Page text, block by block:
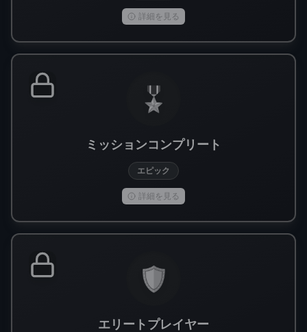
詳細を見る
🎖️
ミッションコンプリート
エピック
詳細を見る
🛡️
エリートプレイヤー